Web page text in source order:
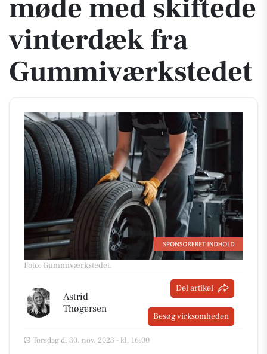
møde med skiftede
vinterdæk fra
Gummiværkstedet
Foto: Gummiværkstedet.
Astrid
Thøgersen
Del artikel
Besøg virksomheden
Torsdag d. 30. nov. 2023 - kl. 16:00